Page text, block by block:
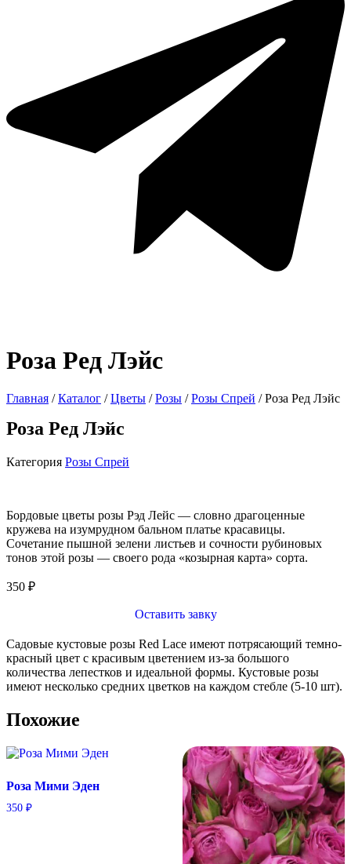
Роза Ред Лэйс
Главная /Каталог /Цветы /Розы /Розы Спрей / Роза Ред Лэйс
Роза Ред Лэйс
Категория Розы Спрей
Бордовые цветы розы Рэд Лейс — словно драгоценные
кружева на изумрудном бальном платье красавицы.
Сочетание пышной зелени листьев и сочности рубиновых
тонов этой розы — своего рода «козырная карта» сорта.
350 ₽
Оставить завку
Садовые кустовые розы Red Lace имеют потрясающий темно-
красный цвет с красивым цветением из-за большого
количества лепестков и идеальной формы. Кустовые розы
имеют несколько средних цветков на каждом стебле (5-10 шт).
Похожие
Роза Мими Эден
350 ₽